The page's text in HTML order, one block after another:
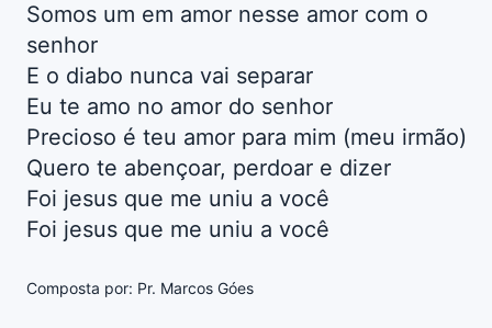
Somos um em amor nesse amor com o
senhor
E o diabo nunca vai separar
Eu te amo no amor do senhor
Precioso é teu amor para mim (meu irmão)
Quero te abençoar, perdoar e dizer
Foi jesus que me uniu a você
Foi jesus que me uniu a você
Composta por: Pr. Marcos Góes